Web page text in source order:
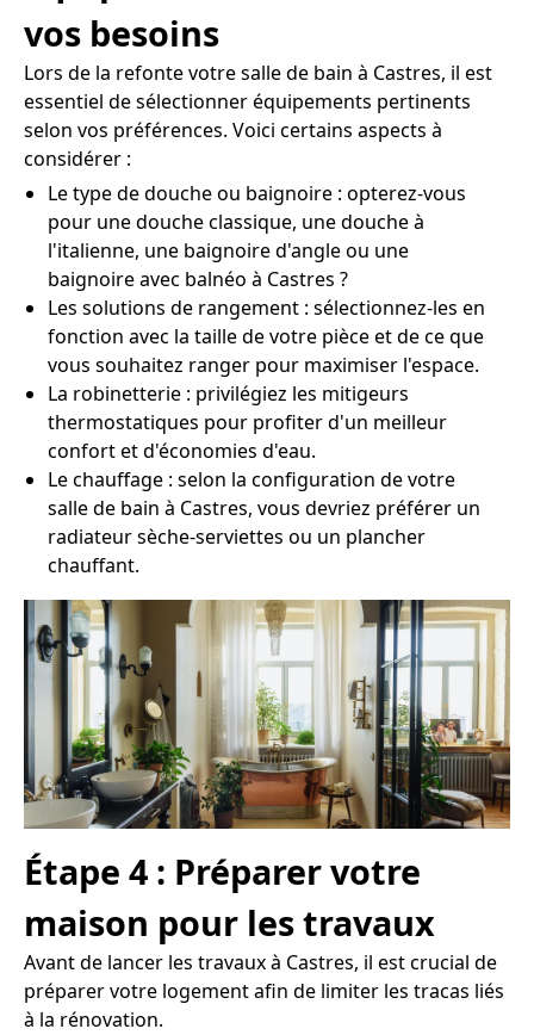
vos besoins
Lors de la refonte votre salle de bain à Castres, il est
essentiel de sélectionner équipements pertinents
selon vos préférences. Voici certains aspects à
considérer :
Le type de douche ou baignoire : opterez-vous
pour une douche classique, une douche à
l'italienne, une baignoire d'angle ou une
baignoire avec balnéo à Castres ?
Les solutions de rangement : sélectionnez-les en
fonction avec la taille de votre pièce et de ce que
vous souhaitez ranger pour maximiser l'espace.
La robinetterie : privilégiez les mitigeurs
thermostatiques pour profiter d'un meilleur
confort et d'économies d'eau.
Le chauffage : selon la configuration de votre
salle de bain à Castres, vous devriez préférer un
radiateur sèche-serviettes ou un plancher
chauffant.
Étape 4 : Préparer votre
maison pour les travaux
Avant de lancer les travaux à Castres, il est crucial de
préparer votre logement afin de limiter les tracas liés
à la rénovation.